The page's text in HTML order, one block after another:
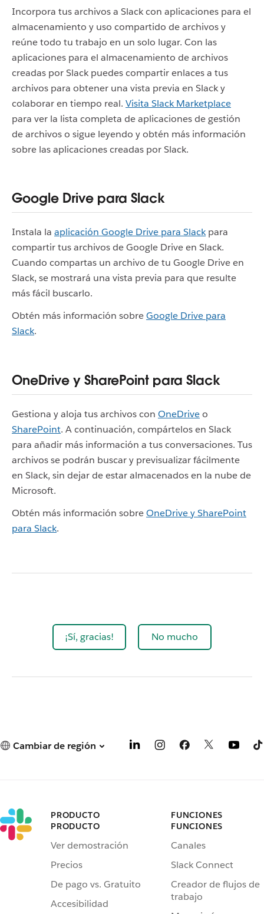
Incorpora tus archivos a Slack con aplicaciones para el
almacenamiento y uso compartido de archivos y
reúne todo tu trabajo en un solo lugar. Con las
aplicaciones para el almacenamiento de archivos
creadas por Slack puedes compartir enlaces a tus
archivos para obtener una vista previa en Slack y
colaborar en tiempo real. Visita Slack Marketplace
para ver la lista completa de aplicaciones de gestión
de archivos o sigue leyendo y obtén más información
sobre las aplicaciones creadas por Slack.
Google Drive para Slack
Instala la aplicación Google Drive para Slackpara
compartir tus archivos de Google Drive en Slack.
Cuando compartas un archivo de tu Google Drive en
Slack, se mostrará una vista previa para que resulte
más fácil buscarlo.
Obtén más información sobreGoogle Drive para
Slack.
OneDrive y SharePoint para Slack
Gestiona y aloja tus archivos con OneDriveo
SharePoint. A continuación, compártelos en Slack
para añadir más información a tus conversaciones. Tus
archivos se podrán buscar y previsualizar fácilmente
en Slack, sin dejar de estar almacenados en la nube de
Microsoft.
Obtén más información sobreOneDrive y SharePoint
para Slack.
¡Sí, gracias! No mucho
Cambiar de región
PRODUCTO
PRODUCTO
Ver demostración
Precios
De pago vs. Gratuito
Accesibilidad
FUNCIONES
FUNCIONES
Canales
Slack Connect
Creador de flujos de
trabajo